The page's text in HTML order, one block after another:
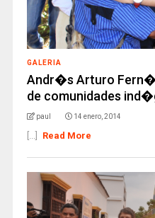
GALERIA
Andr�s Arturo
de comunidades
paul 14 enero, 2014
[...] Read More